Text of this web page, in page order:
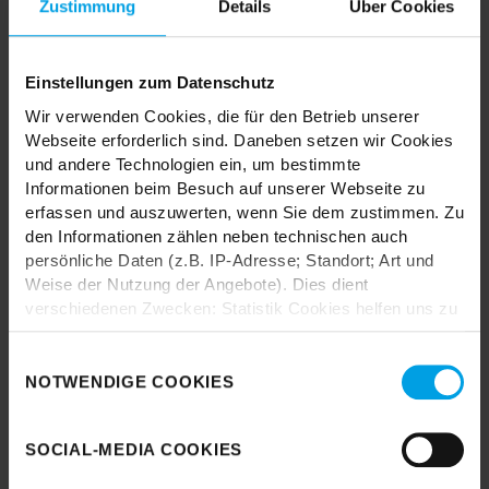
Zustimmung Details Über Cookies
Einstellungen zum Datenschutz
Wir verwenden Cookies, die für den Betrieb unserer
Webseite erforderlich sind. Daneben setzen wir Cookies
und andere Technologien ein, um bestimmte
Informationen beim Besuch auf unserer Webseite zu
erfassen und auszuwerten, wenn Sie dem zustimmen. Zu
den Informationen zählen neben technischen auch
persönliche Daten (z.B. IP-Adresse; Standort; Art und
Weise der Nutzung der Angebote). Dies dient
verschiedenen Zwecken: Statistik Cookies helfen uns zu
anonymisiert für statistische Zwecke auszuwerten.
Marketing Cookies helfen uns, Ihnen personalisierte
Werbung anzuzeigen. Social-Media-Cookies ermöglichen
es, eine Verbindung zu sozialen Netzwerken aufzubauen,
NOTWENDIGE COOKIES
SOCIAL-MEDIA COOKIES
TRENDHOPPER STORES
Wie wäre es mit einer großen Portion Inspiration und Kreativität?
In unseren Stores findest du alle Trendhopper Möbel, Stoffe und
Styles.
Durch das Laden akzeptieren Sie die
Karte laden